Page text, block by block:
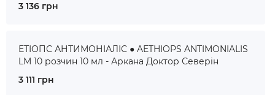
3 136 грн
ЕТІОПС АНТИМОНІАЛІС ● AETHIOPS ANTIMONIALIS
LM 10 розчин 10 мл - Аркана Доктор Северін
3 111 грн